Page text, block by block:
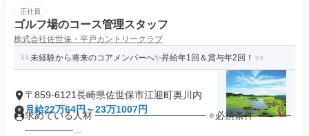
正社員
ゴルフ場のコース管理スタッフ
株式会社佐世保・平戸カントリークラブ
未経験から将来のコアメンバーへ✨昇給年1回＆賞与年2回！
〒859-6121長崎県佐世保市江迎町奥川内
月給22万64円～23万1007円
求めている人材 ──────────────── ⭐必須条件 ─────
───────...